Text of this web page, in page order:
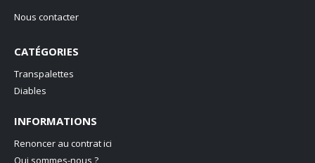
Nous contacter
CATÉGORIES
Transpalettes
Diables
INFORMATIONS
Renoncer au contrat ici
Qui sommes-nous ?